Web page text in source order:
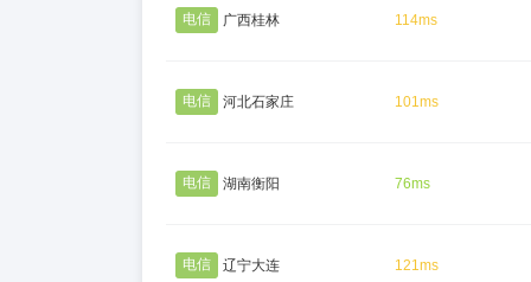
电信 广西桂林 114ms
电信 河北石家庄 101ms
电信 湖南衡阳 76ms
电信 辽宁大连 121ms